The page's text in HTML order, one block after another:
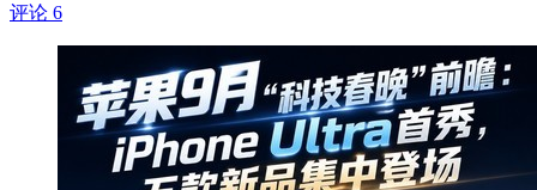
评论 6